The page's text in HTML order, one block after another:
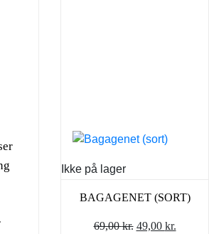
Ikke på lager
BAGAGENET (SORT)
69,00kr. Den
49,00 kr.